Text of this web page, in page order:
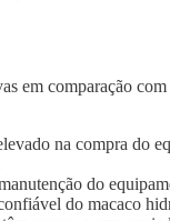
em comparação
na compra do
do
do macaco